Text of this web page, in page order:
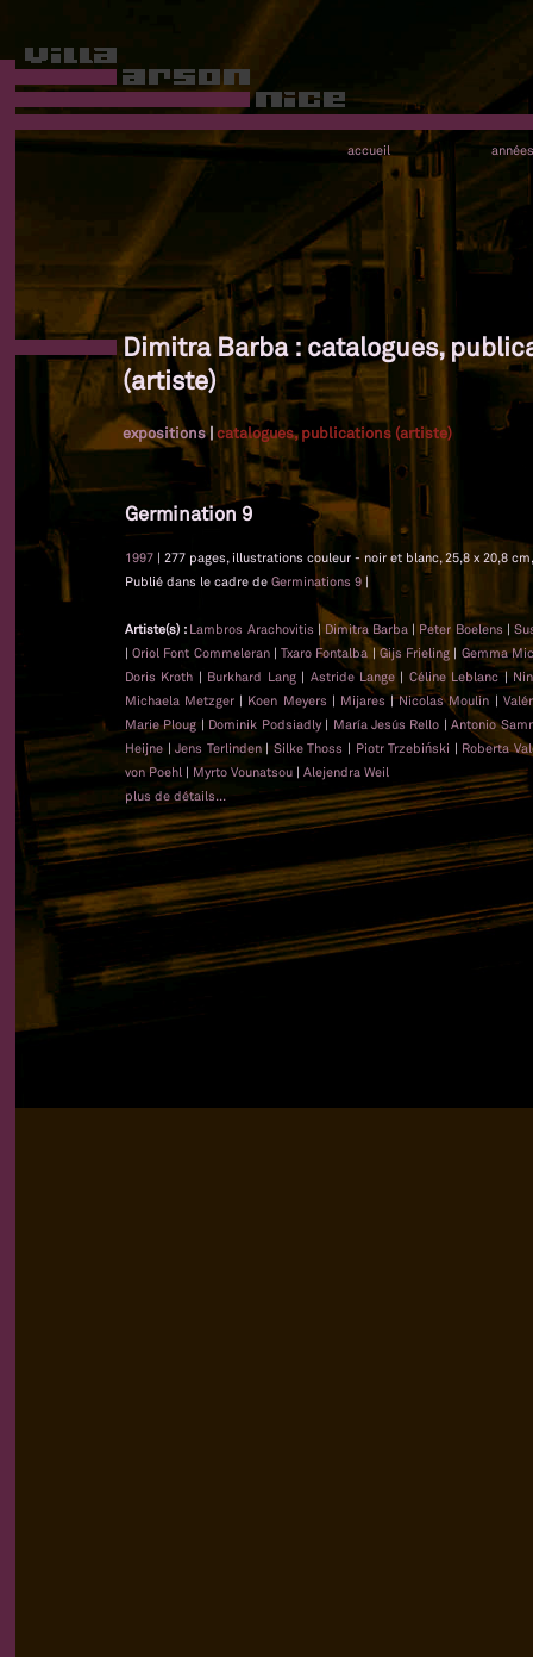
accueil années
Dimitra Barba : catalogues,
(artiste)
expositions|catalogues, publications (artiste)
Germination 9
1997 | 277 pages, illustrations couleur - noir et blanc, 25,8 x 20,8
Publié dans le cadre de Germinations 9 |
Artiste(s) : Lambros Arachovitis | Dimitra Barba | Peter Boelens |
|Oriol Font Commeleran|Txaro Fontalba | Gijs Frieling | Gemma
Doris Kroth | Burkhard Lang| Astride Lange| Céline Leblanc|
Michaela Metzger | Koen Meyers | Mijares |Nicolas Moulin |
Marie Ploug | Dominik Podsiadly| María Jesús Rello |Antonio
Heijne |Jens Terlinden| Silke Thoss | Piotr Trzebiński | Roberta
von Poehl | Myrto Vounatsou | Alejendra Weil
plus de détails...